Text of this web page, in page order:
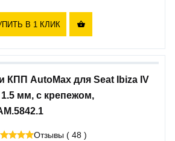
В 1 КЛИК 
КПП AutoMax для Seat Ibiza IV
1.5 мм, с крепежом,
Отзывы ( 48 )